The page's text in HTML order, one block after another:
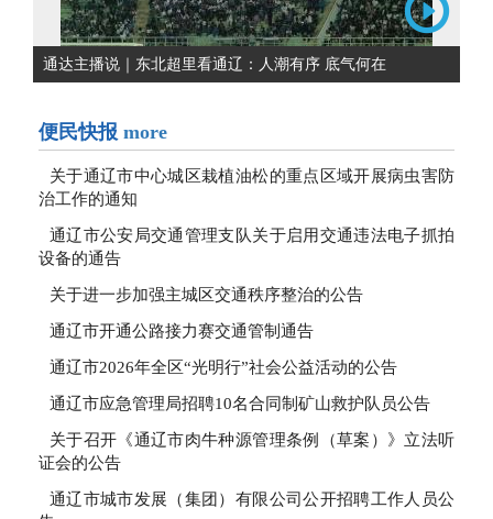
通达主播说｜东北超里看通辽：人潮有序 底气何在
便民快报 more
关于通辽市中心城区栽植油松的重点区域开展病虫害防
治工作的通知
通辽市公安局交通管理支队关于启用交通违法电子抓拍
设备的通告
关于进一步加强主城区交通秩序整治的公告
通辽市开通公路接力赛交通管制通告
通辽市2026年全区“光明行”社会公益活动的公告
通辽市应急管理局招聘10名合同制矿山救护队员公告
关于召开《通辽市肉牛种源管理条例（草案）》立法听
证会的公告
通辽市城市发展（集团）有限公司公开招聘工作人员公